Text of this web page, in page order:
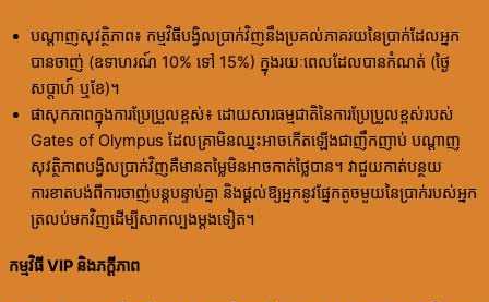
បណ្តាញសុវត្ថិភាព៖ កម្មវិធីបង្វិលប្រាក់វិញនឹងប្រគល់ភាគរយនៃប្រាក់ដែលអ្នក
បានចាញ់ (ឧទាហរណ៍ 10% ទៅ 15%) ក្នុងរយៈពេលដែលបានកំណត់ (ថ្ងៃ
សប្តាហ៍ ឬខែ)។
ផាសុកភាពក្នុងការប្រែប្រួលខ្ពស់៖ ដោយសារធម្មជាតិនៃការប្រែប្រួលខ្ពស់របស់
Gates of Olympus ដែលគ្រាមិនឈ្នះអាចកើតឡើងជាញឹកញាប់ បណ្តាញ
សុវត្ថិភាពបង្វិលប្រាក់វិញគឺមានតម្លៃមិនអាចកាត់ថ្លៃបាន។ វាជួយកាត់បន្ថយ
ការខាតបង់ពីការចាញ់បន្តបន្ទាប់គ្នា និងផ្តល់ឱ្យអ្នកនូវផ្នែកតូចមួយនៃប្រាក់របស់អ្នក
ត្រលប់មកវិញដើម្បីសាកល្បងម្តងទៀត។
កម្មវិធី VIP និងភក្ដីភាព